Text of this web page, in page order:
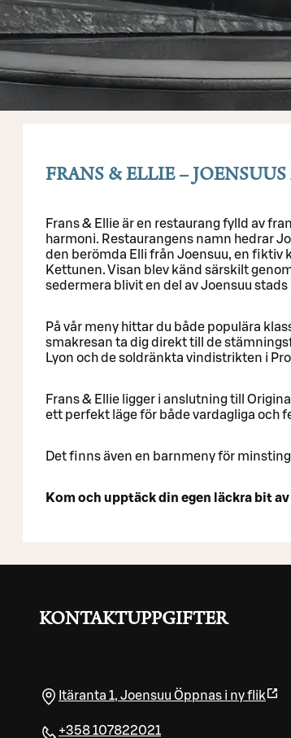
FRANS & ELLIE –
Frans & Ellie är en restaurang fylld av
harmoni. Restaurangens namn hedrar
den berömda Elli från Joensuu, en fiktiv
Kettunen. Visan blev känd särskilt
sedermera blivit en del av Joensuu stads
På vår meny hittar du både populära
smakresan ta dig direkt till de
Lyon och de soldränkta vindistrikten i
Frans & Ellie ligger i anslutning till
ett perfekt läge för både vardagliga och
Det finns även en barnmeny för
Kom och upptäck din egen läckra bit
KONTAKTUPPGIFTER
Itäranta 1, Joensuu Öppnas i ny flik
+358 107822021